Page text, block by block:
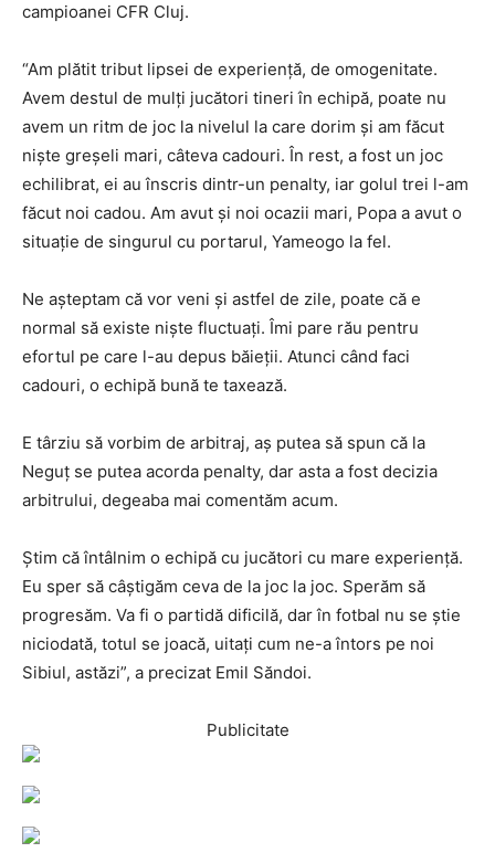
campioanei CFR Cluj.
“Am plătit tribut lipsei de experiență, de omogenitate.
Avem destul de mulți jucători tineri în echipă, poate nu
avem un ritm de joc la nivelul la care dorim și am făcut
niște greșeli mari, câteva cadouri. În rest, a fost un joc
echilibrat, ei au înscris dintr-un penalty, iar golul trei l-am
făcut noi cadou. Am avut și noi ocazii mari, Popa a avut o
situație de singurul cu portarul, Yameogo la fel.
Ne așteptam că vor veni și astfel de zile, poate că e
normal să existe niște fluctuați. Îmi pare rău pentru
efortul pe care l-au depus băieții. Atunci când faci
cadouri, o echipă bună te taxează.
E târziu să vorbim de arbitraj, aș putea să spun că la
Neguț se putea acorda penalty, dar asta a fost decizia
arbitrului, degeaba mai comentăm acum.
Știm că întâlnim o echipă cu jucători cu mare experiență.
Eu sper să câștigăm ceva de la joc la joc. Sperăm să
progresăm. Va fi o partidă dificilă, dar în fotbal nu se știe
niciodată, totul se joacă, uitați cum ne-a întors pe noi
Sibiul, astăzi”, a precizat Emil Săndoi.
Publicitate